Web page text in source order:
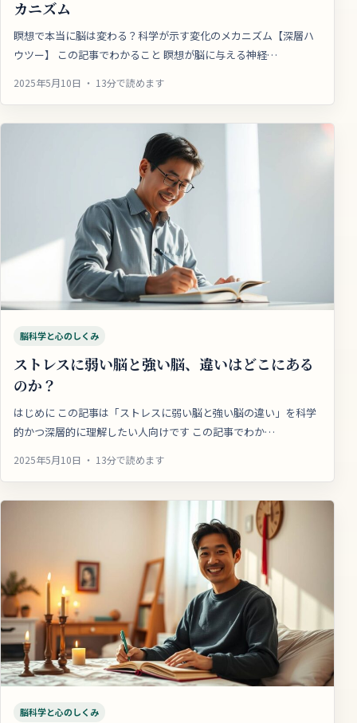
カニズム
瞑想で本当に脳は変わる？科学が示す変化のメカニズム【深層ハ
ウツー】 この記事でわかること 瞑想が脳に与える神経…
2025年5月10日 ・ 13分で読めます
脳科学と心のしくみ
ストレスに弱い脳と強い脳、違いはどこにある
のか？
はじめに この記事は「ストレスに弱い脳と強い脳の違い」を科学
的かつ深層的に理解したい人向けです この記事でわか…
2025年5月10日 ・ 13分で読めます
脳科学と心のしくみ